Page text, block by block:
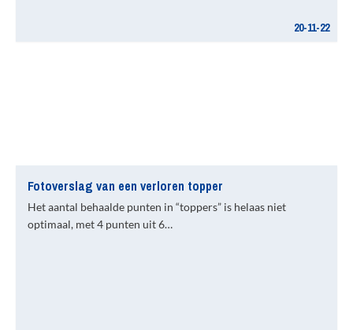
20-11-22
Fotoverslag van een verloren topper
Het aantal behaalde punten in “toppers” is helaas niet
optimaal, met 4 punten uit 6…